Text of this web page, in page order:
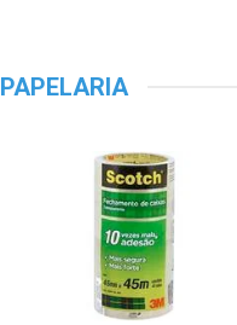
PAPELARIA